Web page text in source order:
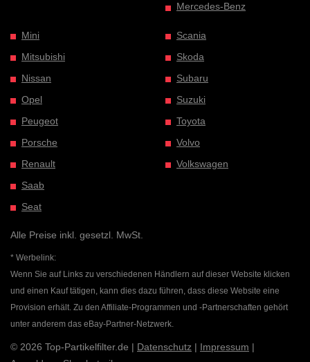
Mercedes-Benz
Mini
Mitsubishi
Nissan
Opel
Peugeot
Porsche
Renault
Saab
Seat
Scania
Skoda
Subaru
Suzuki
Toyota
Volvo
Volkswagen
Alle Preise inkl. gesetzl. MwSt.
* Werbelink:
Wenn Sie auf Links zu verschiedenen Händlern auf dieser Website klicken
und einen Kauf tätigen, kann dies dazu führen, dass diese Website eine
Provision erhält. Zu den Affiliate-Programmen und -Partnerschaften gehört
unter anderem das eBay-Partner-Netzwerk.
© 2026 Top-Partikelfilter.de | Datenschutz | Impressum |